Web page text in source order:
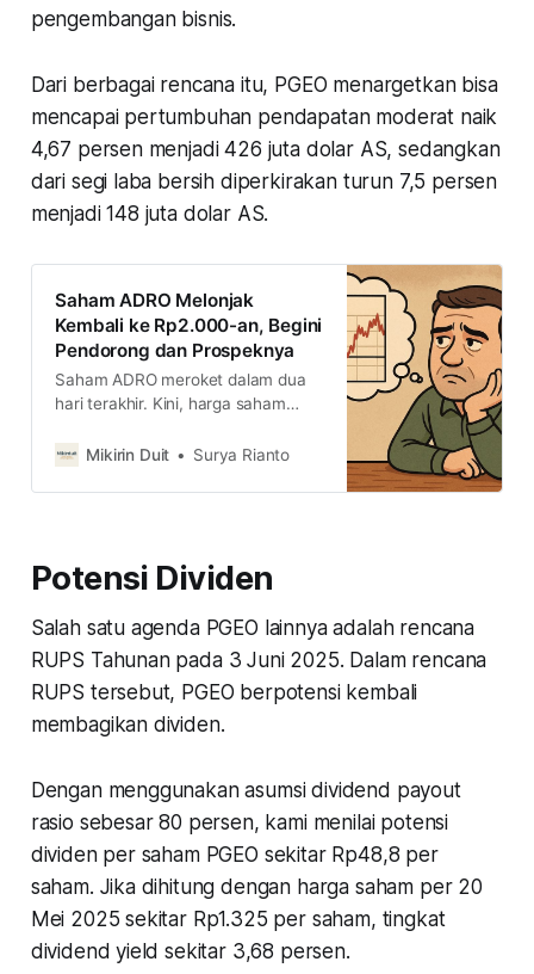
pengembangan bisnis.
Dari berbagai rencana itu, PGEO menargetkan bisa
mencapai pertumbuhan pendapatan moderat naik
4,67 persen menjadi 426 juta dolar AS, sedangkan
dari segi laba bersih diperkirakan turun 7,5 persen
menjadi 148 juta dolar AS.
Saham ADRO Melonjak
Kembali ke Rp2.000-an, Begini
Pendorong dan Prospeknya
Saham ADRO meroket dalam dua
hari terakhir. Kini, harga saham
saham. Kira-kira, bagaimana
Mikirin Duit Surya Rianto
Potensi Dividen
Salah satu agenda PGEO lainnya adalah rencana
RUPS Tahunan pada 3 Juni 2025. Dalam rencana
RUPS tersebut, PGEO berpotensi kembali
membagikan dividen.
Dengan menggunakan asumsi dividend payout
rasio sebesar 80 persen, kami menilai potensi
dividen per saham PGEO sekitar Rp48,8 per
saham. Jika dihitung dengan harga saham per 20
Mei 2025 sekitar Rp1.325 per saham, tingkat
dividend yield sekitar 3,68 persen.